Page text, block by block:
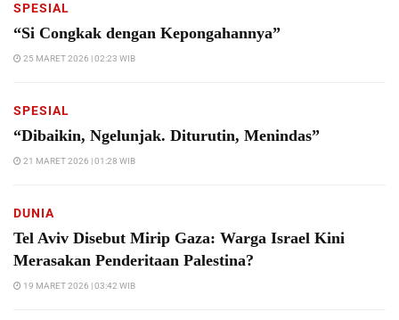
SPESIAL
“Si Congkak dengan Kepongahannya”
25 MARET 2026 | 02:23 WIB
SPESIAL
“Dibaikin, Ngelunjak. Diturutin, Menindas”
21 MARET 2026 | 01:28 WIB
DUNIA
Tel Aviv Disebut Mirip Gaza: Warga Israel Kini
Merasakan Penderitaan Palestina?
19 MARET 2026 | 03:42 WIB